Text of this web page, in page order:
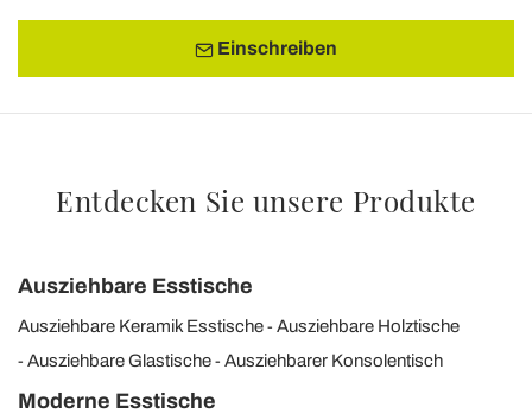
Einschreiben
Entdecken Sie unsere Produkte
Ausziehbare Esstische
Ausziehbare Keramik Esstische
Ausziehbare Holztische
Ausziehbare Glastische
Ausziehbarer Konsolentisch
Moderne Esstische